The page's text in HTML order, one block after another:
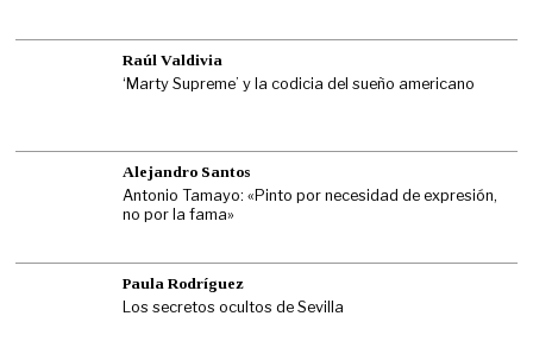
Raúl Valdivia
‘Marty Supreme’ y la codicia del sueño americano
Alejandro Santos
Antonio Tamayo: «Pinto por necesidad de expresión,
no por la fama»
Paula Rodríguez
Los secretos ocultos de Sevilla